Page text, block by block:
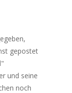
gepostet
und seine
noch